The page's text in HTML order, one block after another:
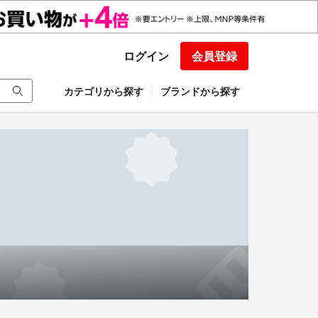
ログイン 会員登録
カテゴリから探す ブランドから探す